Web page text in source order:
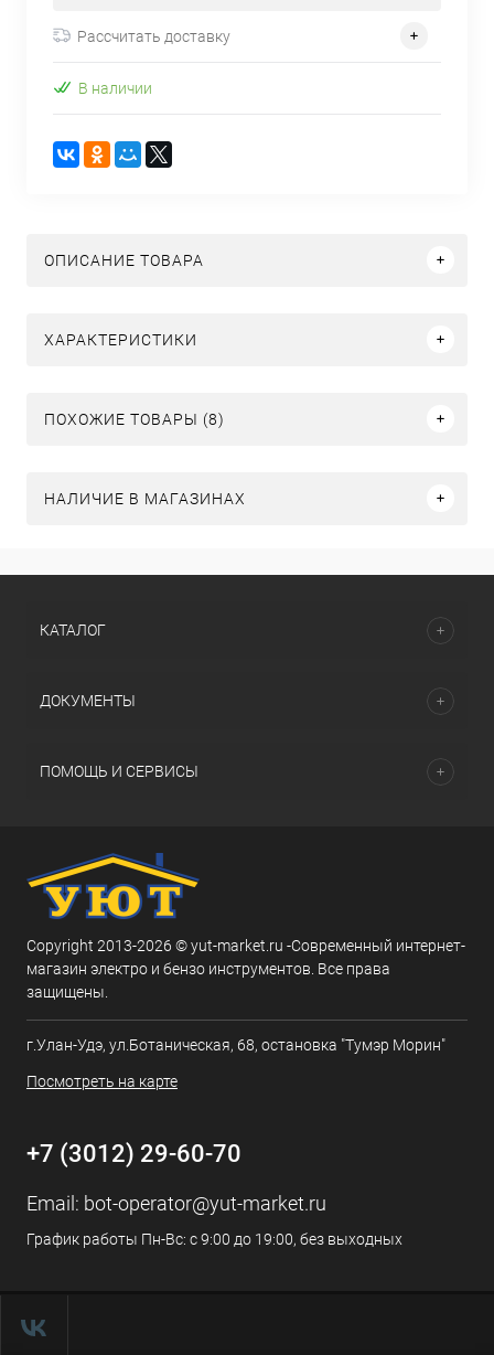
Рассчитать доставку
В наличии
ОПИСАНИЕ ТОВАРА
ХАРАКТЕРИСТИКИ
ПОХОЖИЕ ТОВАРЫ (8)
НАЛИЧИЕ В МАГАЗИНАХ
КАТАЛОГ
ДОКУМЕНТЫ
ПОМОЩЬ И СЕРВИСЫ
Copyright 2013-2026 © yut-market.ru -Современный интернет-
магазин электро и бензо инструментов. Все права
защищены.
г.Улан-Удэ, ул.Ботаническая, 68, остановка "Тумэр Морин"
Посмотреть на карте
+7 (3012) 29-60-70
Email: bot-operator@yut-market.ru
График работы Пн-Вс: с 9:00 до 19:00, без выходных